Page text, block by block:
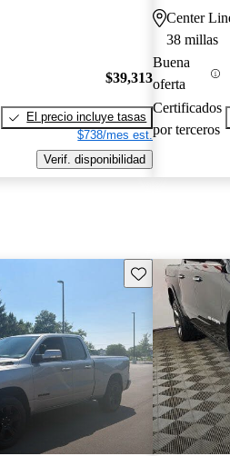
$39,313
El precio incluye tasas
$738/mes est.
Verif. disponibilidad
Center
38 millas
Buena
oferta
Certificados
por terceros
Guarda este Aviso